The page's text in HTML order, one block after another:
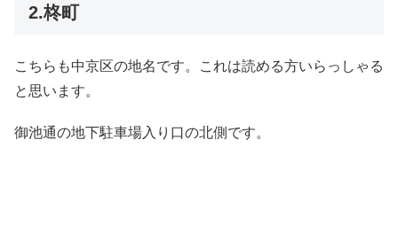
2.柊町
こちらも中京区の地名です。これは読める方いらっしゃる
と思います。
御池通の地下駐車場入り口の北側です。